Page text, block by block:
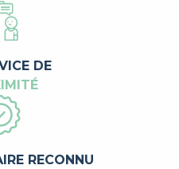
DE
RECONNU